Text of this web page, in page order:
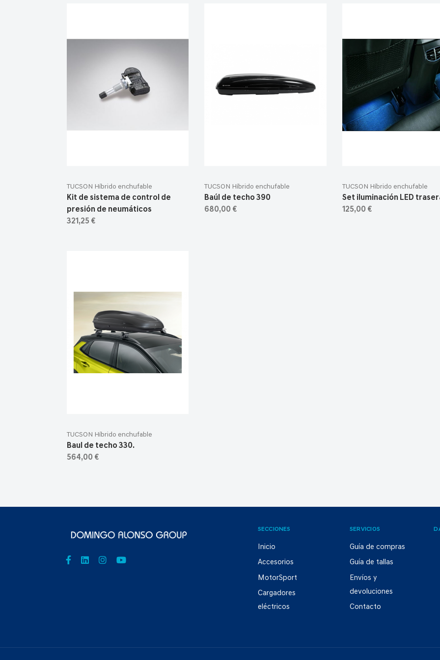
TUCSON Híbrido enchufable
Kit de sistema de control de
presión de neumáticos
321,25 €
TUCSON Híbrido enchufable
Baúl de techo 390
680,00 €
TUCSON Híbrido enchufable
Set iluminación LED
125,00 €
TUCSON Híbrido enchufable
Baul de techo 330.
564,00 €
SECCIONES
Inicio
Accesorios
MotorSport
Cargadores
eléctricos
SERVICIOS
Guía de compras
Guía de tallas
Envíos y
devoluciones
Contacto